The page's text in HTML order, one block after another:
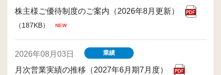
株主様ご優待制度のご案内（2026年8月更新）
（187KB）
2026年08月03日 業績
月次営業実績の推移（2027年6月期7月度）